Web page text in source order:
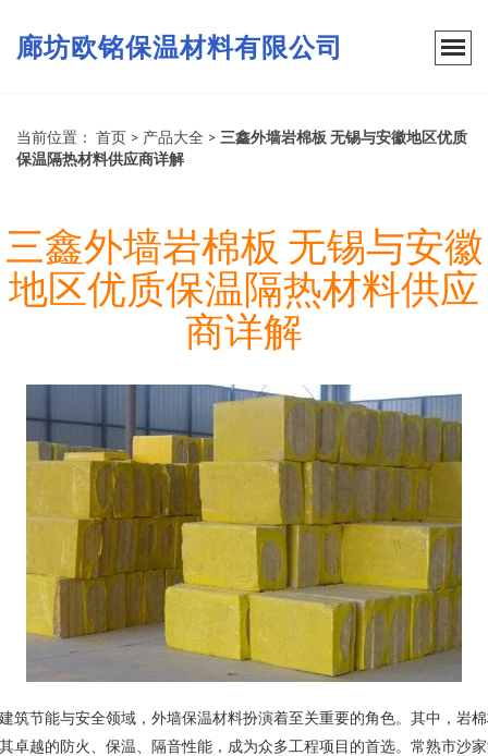
廊坊欧铭保温材料有限公司
当前位置： 首页 > 产品大全 > 三鑫外墙岩棉板 无锡与安徽地区优质
保温隔热材料供应商详解
三鑫外墙岩棉板 无锡与安徽
地区优质保温隔热材料供应
商详解
筑节能与安全领域，外墙保温材料扮演着至关重要的角色。其中，岩
卓越的防火、保温、隔音性能，成为众多工程项目的首选。常熟市沙